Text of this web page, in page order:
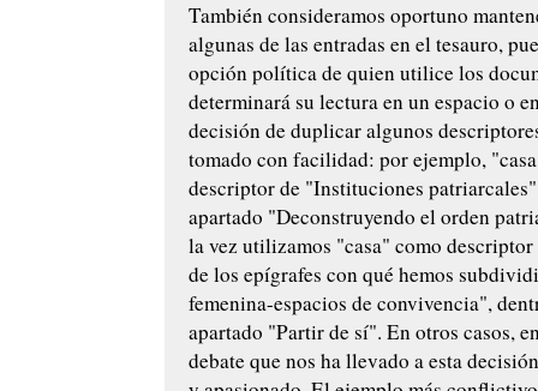
También consideramos oportuno
algunas de las entradas en el tesauro,
opción política de quien utilice los
determinará su lectura en un espacio o
decisión de duplicar algunos
tomado con facilidad: por ejemplo,
descriptor de "Instituciones
apartado "Deconstruyendo el orden
la vez utilizamos "casa" como
de los epígrafes con qué hemos
femenina-espacios de convivencia",
apartado "Partir de sí". En otros casos,
debate que nos ha llevado a esta